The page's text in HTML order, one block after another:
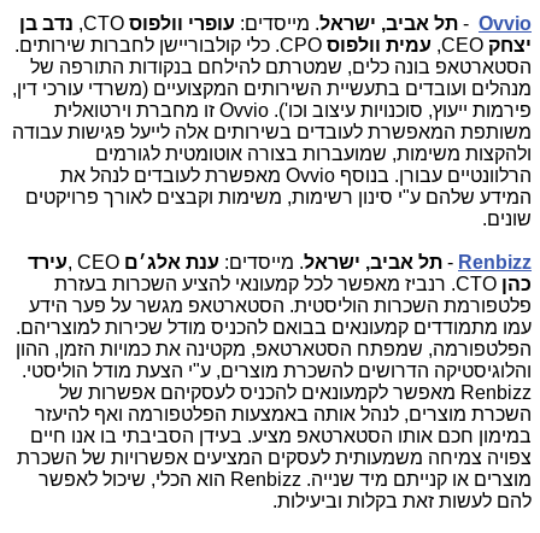
Ovvio
- תל אביב, ישראל. מייסדים: עופרי וולפוס CTO
, נדב בן
יצחק CEO
, עמית וולפוס CPO. כלי קולבוריישן לחברות שירותים.
הסטארטאפ בונה כלים, שמטרתם להילחם בנקודות התורפה של
מנהלים ועובדים בתעשיית השירותים המקצועיים (משרדי עורכי דין,
פירמות ייעוץ, סוכנויות עיצוב וכו'). Ovvio זו מחברת וירטואלית
משותפת המאפשרת לעובדים בשירותים אלה לייעל פגישות עבודה
ולהקצות משימות, שמועברות בצורה אוטומטית לגורמים
הרלוונטיים עבורן. בנוסף Ovvio מאפשרת לעובדים לנהל את
המידע שלהם ע"י סינון רשימות, משימות וקבצים לאורך פרויקטים
שונים.
Renbizz
- תל אביב, ישראל. מייסדים: ענת אלג׳ם CEO
,עירד
כהן CTO. רנביז מאפשר לכל קמעונאי להציע השכרות בעזרת
פלטפורמת השכרות הוליסטית. הסטארטאפ מגשר על פער הידע
עמו מתמודדים קמעונאים בבואם להכניס מודל שכירות למוצריהם.
הפלטפורמה, שמפתח הסטארטאפ, מקטינה את כמויות הזמן, ההון
והלוגיסטיקה הדרושים להשכרת מוצרים, ע"י הצעת מודל הוליסטי.
Renbizz מאפשר לקמעונאים להכניס לעסקיהם אפשרות של
השכרת מוצרים, לנהל אותה באמצעות הפלטפורמה ואף להיעזר
במימון חכם אותו הסטארטאפ מציע. בעידן הסביבתי בו אנו חיים
צפויה צמיחה משמעותית לעסקים המציעים אפשרויות של השכרת
מוצרים או קנייתם מיד שנייה. Renbizz הוא הכלי, שיכול לאפשר
להם לעשות זאת בקלות וביעילות.